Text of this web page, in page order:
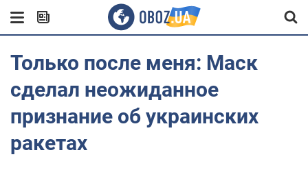
Только после меня: Маск
сделал неожиданное
признание об украинских
ракетах